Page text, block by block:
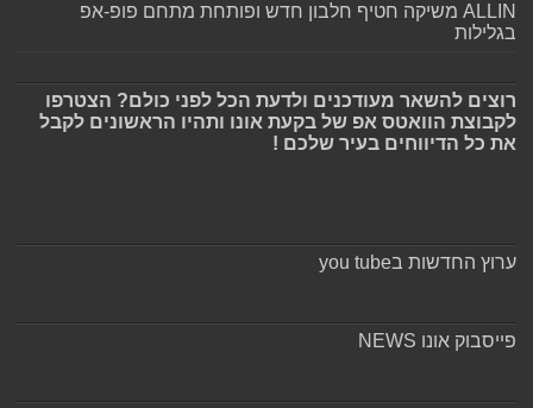
ALLIN משיקה חטיף חלבון חדש ופותחת מתחם פופ-אפ
בגלילות
רוצים להשאר מעודכנים ולדעת הכל לפני כולם? הצטרפו
לקבוצת הוואטס אפ של בקעת אונו ותהיו הראשונים לקבל
את כל הדיווחים בעיר שלכם !
ערוץ החדשות בyou tube
פייסבוק אונו NEWS